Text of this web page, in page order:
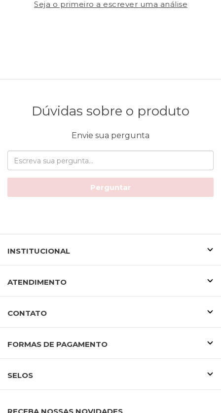
Seja o primeiro a escrever uma análise
Dúvidas sobre o produto
Envie sua pergunta
Perguntar
INSTITUCIONAL
ATENDIMENTO
CONTATO
FORMAS DE PAGAMENTO
SELOS